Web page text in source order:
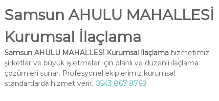
Samsun AHULU MAHALLESİ
Kurumsal İlaçlama
Samsun AHULU MAHALLESİ Kurumsal İlaçlamahizmetimiz
şirketler ve büyük işletmeler için planlı ve düzenli ilaçlama
çözümleri sunar. Profesyonel ekiplerimiz kurumsal
standartlarda hizmet verir. 0543 867 8769